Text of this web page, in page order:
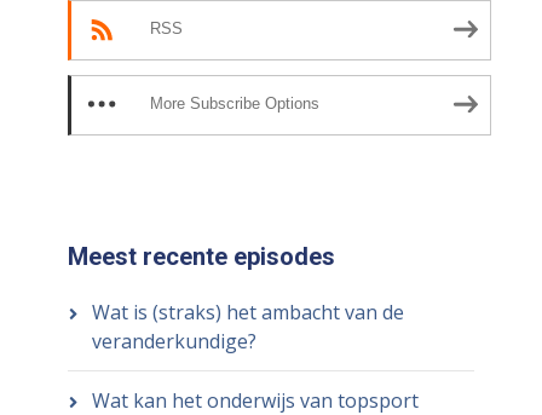
RSS
More Subscribe Options
Meest recente episodes
Wat is (straks) het ambacht van de
veranderkundige?
Wat kan het onderwijs van topsport